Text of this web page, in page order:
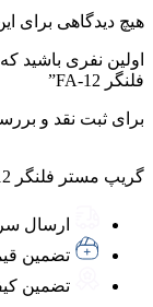
هیچ دیدگاهی برای
اولین نفری باشید
فلنگر FA-12”
برای ثبت نقد و
گریپ مستر فلنگر FA-12
ارسال
تضمین
تضمین